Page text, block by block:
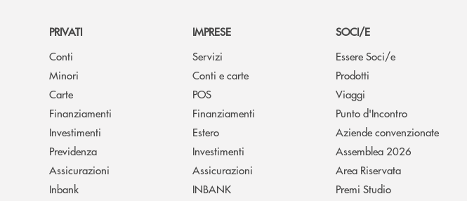
PRIVATI
Conti
Minori
Carte
Finanziamenti
Investimenti
Previdenza
Assicurazioni
Inbank
IMPRESE
Servizi
Conti e carte
POS
Finanziamenti
Estero
Investimenti
Assicurazioni
INBANK
SOCI/E
Essere Soci/e
Prodotti
Viaggi
Punto d'Incontro
Aziende convenzionate
Assemblea 2026
Area Riservata
Premi Studio